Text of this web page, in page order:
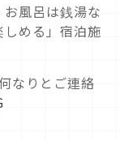
風呂は銭湯な
める」宿泊施
なりとご連絡